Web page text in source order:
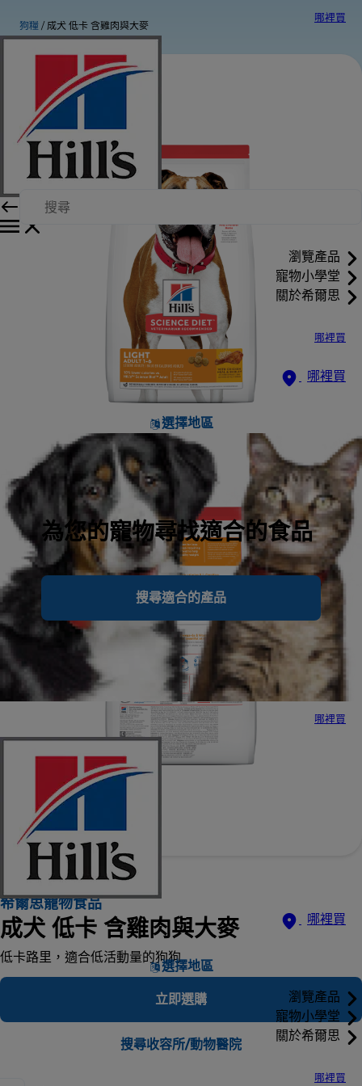
哪裡買
瀏覽產品
寵物小學堂
關於希爾思
哪裡買
哪裡買
選擇地區
為您的寵物尋找適合的食品
搜尋適合的產品
哪裡買
哪裡買
選擇地區
瀏覽產品
寵物小學堂
關於希爾思
哪裡買
狗糧 成犬 低卡 含雞肉與大麥
希爾思寵物食品
成犬 低卡 含雞肉與大麥
低卡路里，適合低活動量的狗狗
立即選購
搜尋收容所/動物醫院